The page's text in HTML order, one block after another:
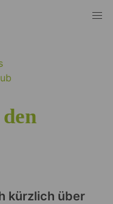
kürzlich über